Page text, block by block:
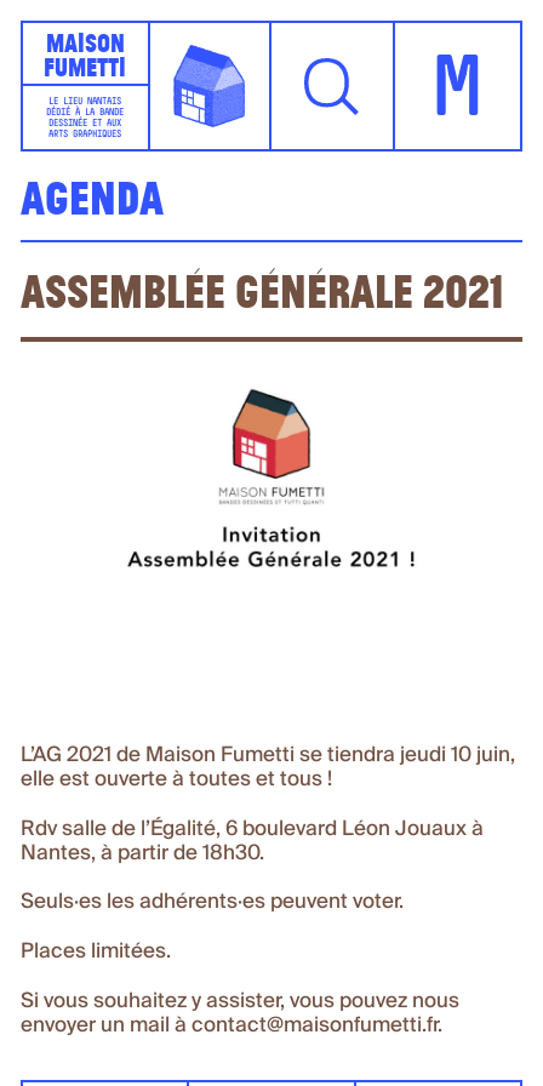
Maison
Fumetti
LE LIEU NANTAIS
DÉDIÉ À LA BANDE
DESSINÉE ET AUX
ARTS GRAPHIQUES
M
Agenda
Assemblée Générale 2021
L’AG 2021 de Maison Fumetti se tiendra jeudi 10 juin,
elle est ouverte à toutes et tous !
Rdv salle de l’Égalité, 6 boulevard Léon Jouaux à
Nantes, à partir de 18h30.
Seuls·es les adhérents·es peuvent voter.
Places limitées.
Si vous souhaitez y assister, vous pouvez nous
envoyer un mail à contact@maisonfumetti.fr.